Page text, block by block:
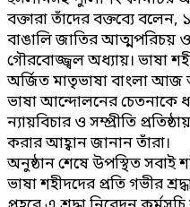
বক্তারা তাঁদের বক্তব্যে
বাঙালি জাতির আত্মপরিচয়
গৌরবোজ্জ্বল অধ্যায়। ভাষা
অর্জিত মাতৃভাষা বাংলা আজ
ভাষা আন্দোলনের চেতনাকে
ন্যায়বিচার ও সম্প্রীতি
করার আহ্বান জানান তাঁরা।
অনুষ্ঠান শেষে উপস্থিত সবাই
ভাষা শহীদদের প্রতি গভীর